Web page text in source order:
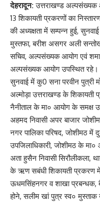
देहरादून: उत्तराखण्ड अल्पसंख्यक
13 शिकायती प्रकरणों का
की अध्यक्षता में सम्पन्न हुई,
मुस्तफा, बरीश असगर अली
सचिव, अल्पसंख्यक आयोग एवं शमा
अल्पसंख्यक आयोग उपस्थित रहे।
सुनवाई में कु0 सना परवीन पुत्री
अल्मोड़ा उत्तराखण्ड के शिकायती
नैनीताल के मा० आयोग के समक्ष
अहमद निवासी अपर बाजार
नगर पालिका परिषद, जोशीमठ
उपजिलाधिकारी, जोशीमठ के
अता हुसैन निवासी सिरौलीकला,
के ऋण सबंधी शिकायती प्रकरण
ऊधमसिंहनगर व शाखा प्रबन्धक,
होने, सलीम खां पुत्र स्व० मुस्ताक